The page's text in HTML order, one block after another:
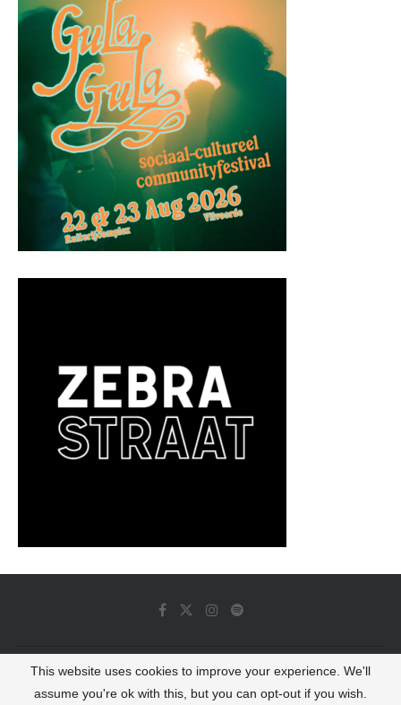
© 2022 - Luminous Dash All Rights Reserved
This website uses cookies to improve your experience. We'll
assume you're ok with this, but you can opt-out if you wish.